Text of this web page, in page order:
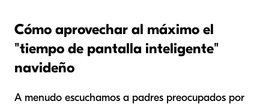
Cómo aprovechar al máximo el
"tiempo de pantalla inteligente"
navideño
A menudo escuchamos a padres preocupados por